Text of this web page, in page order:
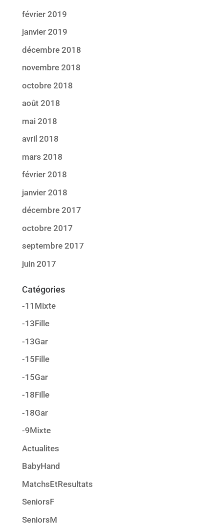
février 2019
janvier 2019
décembre 2018
novembre 2018
octobre 2018
août 2018
mai 2018
avril 2018
mars 2018
février 2018
janvier 2018
décembre 2017
octobre 2017
septembre 2017
juin 2017
Catégories
-11Mixte
-13Fille
-13Gar
-15Fille
-15Gar
-18Fille
-18Gar
-9Mixte
Actualites
BabyHand
MatchsEtResultats
SeniorsF
SeniorsM